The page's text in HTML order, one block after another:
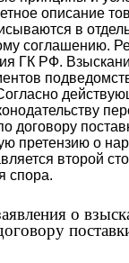
описание
в
соглашению.
ГК РФ.
договору
претензию о
второй
спора.
о